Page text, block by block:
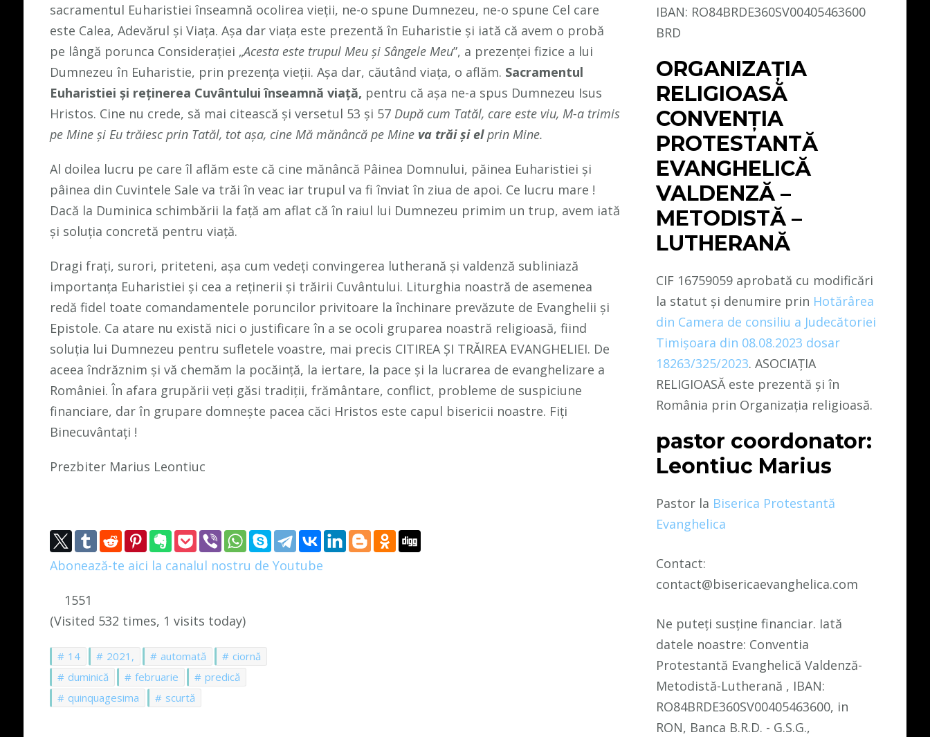
sacramentul Euharistiei înseamnă ocolirea vieții, ne-o spune Dumnezeu, ne-o spune Cel care
este Calea, Adevărul și Viața. Așa dar viața este prezentă în Euharistie și iată că avem o probă
pe lângă porunca Considerației „Acesta este trupul Meu și Sângele Meu”, a prezenței fizice a lui
Dumnezeu în Euharistie, prin prezența vieții. Așa dar, căutând viața, o aflăm. Sacramentul
Euharistiei și reținerea Cuvântului înseamnă viață, pentru că așa ne-a spus Dumnezeu Isus
Hristos. Cine nu crede, să mai citească și versetul 53 și 57 După cum Tatăl, care este viu, M-a trimis
pe Mine şi Eu trăiesc prin Tatăl, tot aşa, cine Mă mănâncă pe Mineva trăi şi elprin Mine.
Al doilea lucru pe care îl aflăm este că cine mănâncă Pâinea Domnului, păinea Euharistiei și
pâinea din Cuvintele Sale va trăi în veac iar trupul va fi înviat în ziua de apoi. Ce lucru mare !
Dacă la Duminica schimbării la față am aflat că în raiul lui Dumnezeu primim un trup, avem iată
și soluția concretă pentru viață.
Dragi frați, surori, priteteni, așa cum vedeți convingerea lutherană și valdenză subliniază
importanța Euharistiei și cea a reținerii și trăirii Cuvântului. Liturghia noastră de asemenea
redă fidel toate comandamentele poruncilor privitoare la închinare prevăzute de Evanghelii și
Epistole. Ca atare nu există nici o justificare în a se ocoli gruparea noastră religioasă, fiind
soluția lui Dumnezeu pentru sufletele voastre, mai precis CITIREA ȘI TRĂIREA EVANGHELIEI. De
aceea îndrăznim și vă chemăm la pocăință, la iertare, la pace și la lucrarea de evanghelizare a
României. În afara grupării veți găsi tradiții, frământare, conflict, probleme de suspiciune
financiare, dar în grupare domnește pacea căci Hristos este capul bisericii noastre. Fiți
Binecuvântați !
Prezbiter Marius Leontiuc
Abonează-te aici la canalul nostru de Youtube
1551
(Visited 532 times, 1 visits today)
14 2021, automată
ciornă
duminică
februarie
predică
quinquagesima
scurtă
IBAN: RO84BRDE360SV00405463600
BRD
ORGANIZAȚIA
RELIGIOASĂ
CONVENŢIA
PROTESTANTĂ
EVANGHELICĂ
VALDENZĂ –
METODISTĂ –
LUTHERANĂ
CIF 16759059 aprobată cu modificări
la statut și denumire prin Hotărârea
din Camera de consiliu a Judecătoriei
Timișoara din 08.08.2023 dosar
18263/325/2023. ASOCIAȚIA
RELIGIOASĂ este prezentă și în
România prin Organizația religioasă.
pastor coordonator:
Leontiuc Marius
Pastor la Biserica Protestantă
Evanghelica
Contact:
contact@bisericaevanghelica.com
Ne puteți susține financiar. Iată
datele noastre: Conventia
Protestantă Evanghelică Valdenză-
Metodistă-Lutherană , IBAN:
RO84BRDE360SV00405463600, in
RON, Banca B.R.D. - G.S.G.,